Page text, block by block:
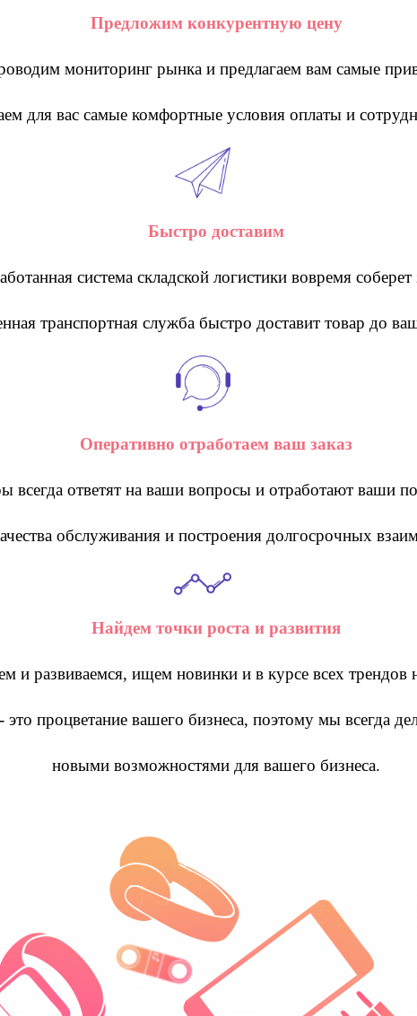
Предложим конкурентную цену
мониторинг рынка и предлагаем вам самые
для вас самые комфортные условия оплаты и
Быстро доставим
система складской логистики вовремя соберет
транспортная служба быстро доставит товар до
Оперативно отработаем ваш заказ
всегда ответят на ваши вопросы и отработают ваши
обслуживания и построения долгосрочных
Найдем точки роста и развития
и развиваемся, ищем новинки и в курсе всех трендов
процветание вашего бизнеса, поэтому мы всегда
новыми возможностями для вашего бизнеса.